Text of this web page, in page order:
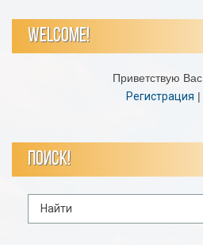
WELCOME!
Приветствую Вас,
Регистрация |
ПОИСК!